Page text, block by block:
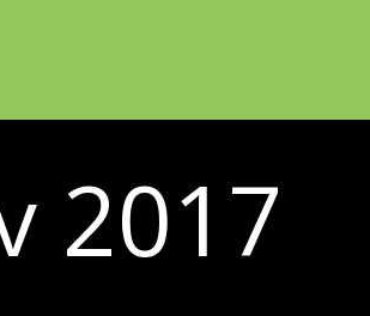
2017